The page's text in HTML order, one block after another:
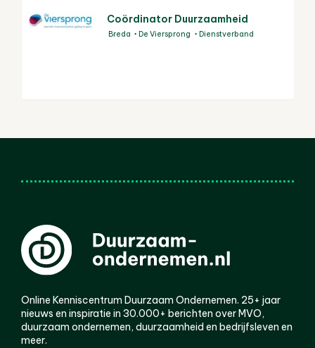
Coördinator Duurzaamheid
Breda De Viersprong Dienstverband
Online Kenniscentrum Duurzaam Ondernemen. 25+ jaar
nieuws en inspiratie in 30.000+ berichten over MVO,
duurzaam ondernemen, duurzaamheid en bedrijfsleven en
meer.